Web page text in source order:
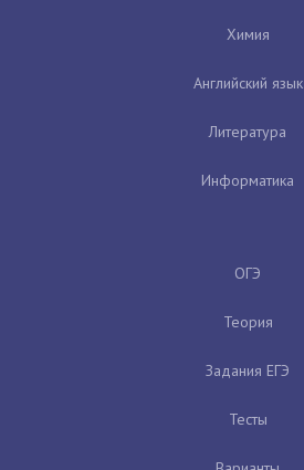
Химия
Английский язык
Литература
Информатика
ОГЭ
Теория
Задания ЕГЭ
Тесты